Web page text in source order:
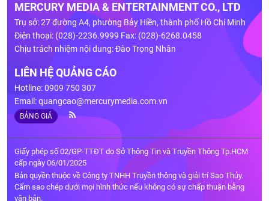
MERCURY MEDIA & ENTERTAINMENT CO., LTD
Trụ sở: 27 đường A4, phường Bảy Hiền, thành phố Hồ Chí Minh
Điện thoại: (028)-2236.9999 Fax: (028)-6268.0458
Chịu trách nhiệm nội dung: Đào Trọng Nhân
LIÊN HỆ QUẢNG CÁO
Hotline: 0909 750 307
Email:quangcao@mercurymedia.com.vn
BẢNG GIÁ
Giấy phép số 02/GP-TTĐT do Sở Thông Tin và Truyền Thông Tp.HCM
cấp ngày 06/01/2025
Bản quyền thuộc về Công ty TNHH Truyền thông và giải trí Sao Thủy.
Cấm sao chép dưới mọi hình thức nếu không có sự chấp thuận bằng
văn bản.